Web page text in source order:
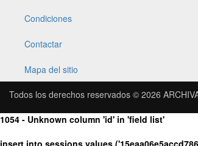
Condiciones
Contactar
Mapa del sitio
Todos los derechos reservados © 2026
1054 - Unknown column 'id' in 'field list'
insert into sessions values